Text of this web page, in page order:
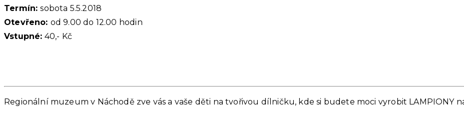
Termín:sobota 5.5.2018
Otevřeno: od 9.00 do 12.00 hodin
Vstupné: 40,- Kč
Regionální muzeum v Náchodě zve vás a vaše děti na tvořivou dílničku, kde si budete moci vyrobit LAMPIONY